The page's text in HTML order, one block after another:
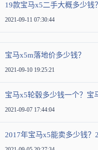
19款宝马x5二手大概多少钱
2021-09-11 07:30:44
宝马x5m落地价多少钱？
2021-09-10 19:25:21
宝马x5轮毂多少钱一个？宝
2021-09-07 17:44:04
2017年宝马x5能卖多少钱